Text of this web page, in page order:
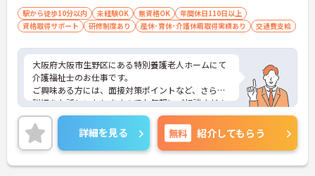
駅から徒歩10分以内 未経験OK 無資格OK
年間休日110日以上
資格取得サポート
研修制度あり 産休･育休･介護休暇取得実績あり 交通費支給
大阪府大阪市生野区にある特別養護老人ホームにて
介護福祉士のお仕事です。
ご興味ある方には、面接対策ポイントなど、さらに
詳細をお話しいたしますのでお気軽にご相談くださ
い。
詳細を見る 無料 紹介してもらう